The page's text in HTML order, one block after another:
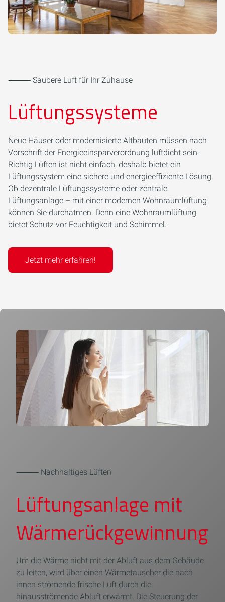
⸻ Saubere Luft für Ihr Zuhause
Lüftungssysteme
Neue Häuser oder modernisierte Altbauten müssen nach
Vorschrift der Energieeinsparverordnung luftdicht sein.
Richtig Lüften ist nicht einfach, deshalb bietet ein
Lüftungssystem eine sichere und energieeffiziente Lösung.
Ob dezentrale Lüftungssysteme oder zentrale
Lüftungsanlage – mit einer modernen Wohnraumlüftung
können Sie durchatmen. Denn eine Wohnraumlüftung
bietet Schutz vor Feuchtigkeit und Schimmel.
Jetzt mehr erfahren!
⸻ Nachhaltiges Lüften
Lüftungsanlage mit
Wärmerückgewinnung
Um die Wärme nicht mit der Abluft aus dem Gebäude
zu leiten, wird über einen Wärmetauscher die nach
innen strömende frische Luft durch die
hinausströmende Abluft erwärmt. Die Steuerung der